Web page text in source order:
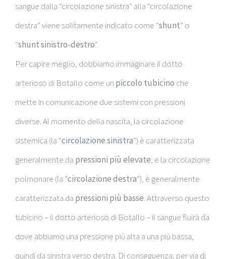
sangue dalla “circolazione sinistra” alla “circolazione
destra” viene solitamente indicato come “shunt” o
“shunt sinistro-destro“.
Per capire meglio, dobbiamo immaginare il dotto
arterioso di Botallo come un piccolo tubicino che
mette in comunicazione due sistemi con pressioni
diverse. Al momento della nascita, la circolazione
sistemica (la “circolazione sinistra“) è caratterizzata
generalmente da pressioni più elevate, e la circolazione
polmonare (la “circolazione destra“), è generalmente
caratterizzata da pressioni più basse. Attraverso questo
tubicino – il dotto arterioso di Botallo – il sangue fluirà da
dove abbiamo una pressione più alta a una più bassa,
quindi da sinistra verso destra. Di conseguenza, per via di